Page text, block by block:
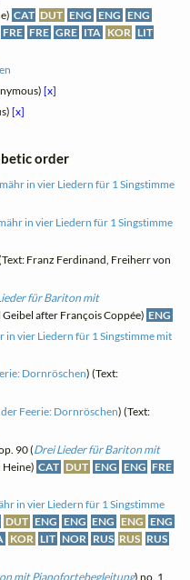
CAT DUT ENG ENG ENG
FRE FRE GRE ITA KOR LIT
[x]
[x]
order
in vier Liedern für 1 Singstimme
in vier Liedern für 1 Singstimme
Franz Ferdinand, Freiherr von
für Bariton mit
Geibel after François Coppée) ENG
in vier Liedern für 1 Singstimme mit
Dornröschen) (Text:
der Feerie: Dornröschen) (Text:
90 (Drei Lieder für Bariton mit
Heine) CAT DUT ENG ENG FRE
in vier Liedern für 1 Singstimme
DUT ENG ENG ENG ENG ENG
KOR LIT NOR RUS RUS RUS
mit Pianofortebegleitung) no. 1